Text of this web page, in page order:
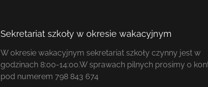
Sekretariat szkoły w okresie wakacyjnym
W okresie wakacyjnym sekretariat szkoły czynny jest w
godzinach 8:00-14:00.W sprawach pilnych prosimy o
pod numerem 798 843 674